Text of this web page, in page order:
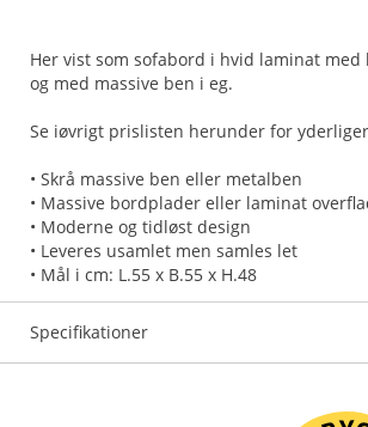
Her vist som sofabord i hvid laminat med
og med massive ben i eg.
Se iøvrigt prislisten herunder for
• Skrå massive ben eller metalben
• Massive bordplader eller laminat
• Moderne og tidløst design
• Leveres usamlet men samles let
• Mål i cm: L.55 x B.55 x H.48
Specifikationer